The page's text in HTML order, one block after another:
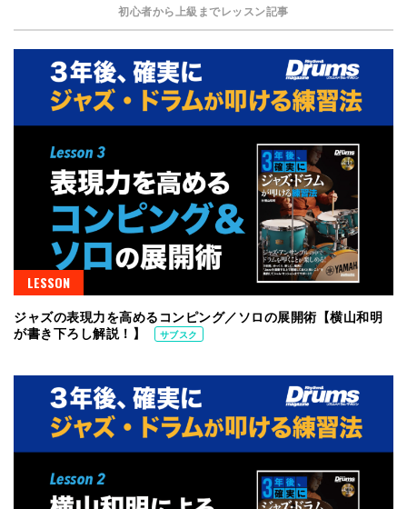
初心者から上級までレッスン記事
LESSON
ジャズの表現力を高めるコンピング／ソロの展開術【横山和明
が書き下ろし解説！】
サブスク